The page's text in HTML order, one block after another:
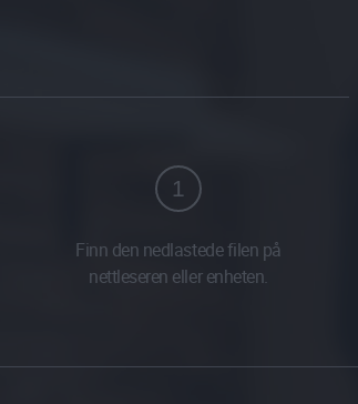
1
Finn den nedlastede filen på
nettleseren eller enheten.